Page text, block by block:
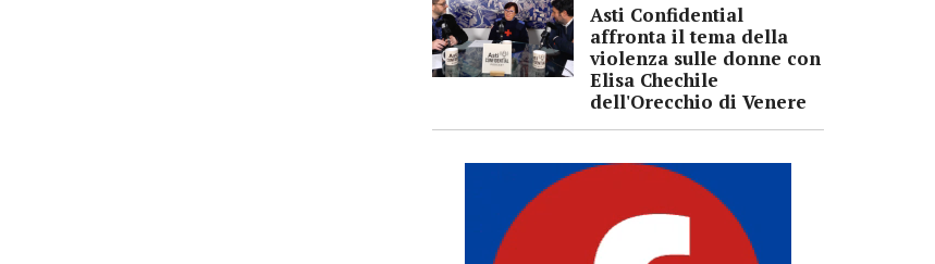
Asti Confidential
affronta il tema della
violenza sulle donne con
Elisa Chechile
dell'Orecchio di Venere